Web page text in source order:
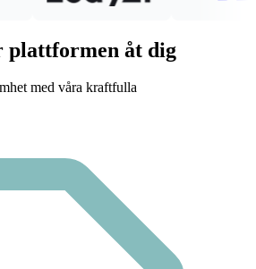
plattformen åt dig
med våra kraftfulla